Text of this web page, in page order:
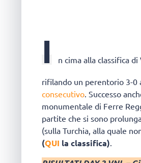
I n cima alla classifica
rifilando un perentorio 3-0
consecutivo . Successo
monumentale di Ferre
partite che si sono
(sulla Turchia, alla quale
(QUI la classifica)